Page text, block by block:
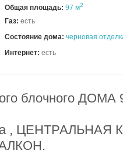
Общая площадь: 97 м2
Газ: есть
Состояние дома: черновая
Интернет: есть
блочного ДОМА
,